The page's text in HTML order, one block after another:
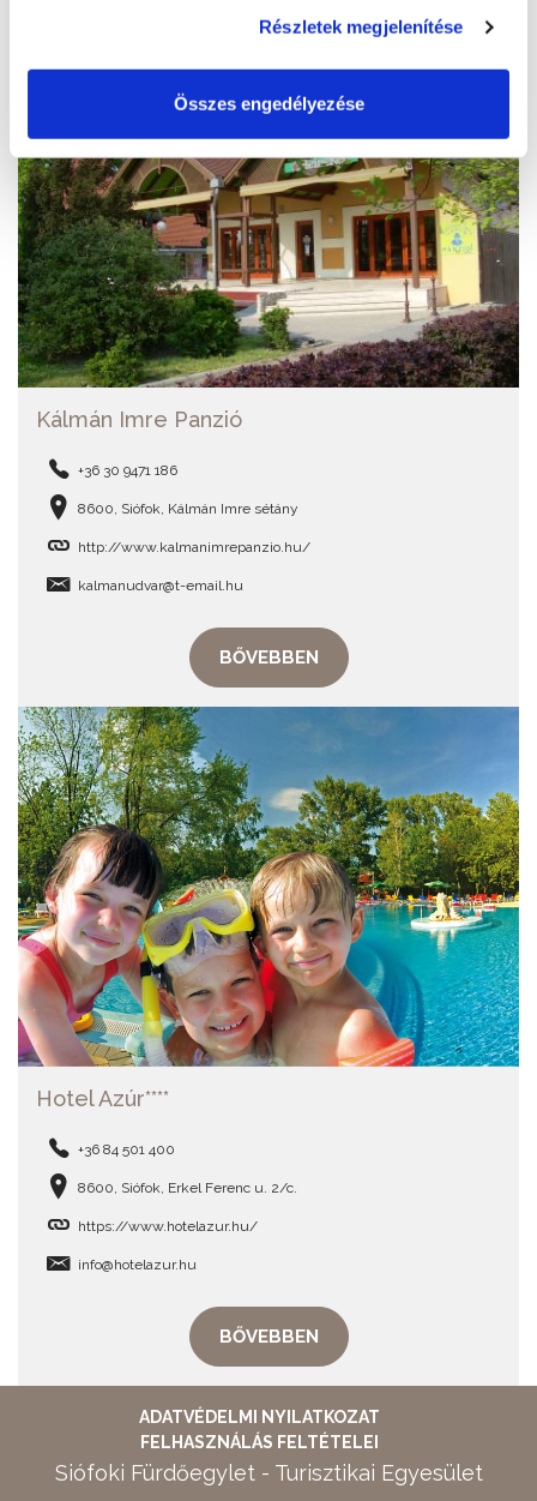
Részletek megjelenítése
Összes engedélyezése
Kálmán Imre Panzió
+36 30 9471 186
8600, Siófok, Kálmán Imre sétány
http://www.kalmanimrepanzio.hu/
kalmanudvar@t-email.hu
BŐVEBBEN
Hotel Azúr****
+36 84 501 400
8600, Siófok, Erkel Ferenc u. 2/c.
https://www.hotelazur.hu/
info@hotelazur.hu
BŐVEBBEN
ADATVÉDELMI NYILATKOZAT
FELHASZNÁLÁS FELTÉTELEI
Siófoki Fürdőegylet - Turisztikai Egyesület